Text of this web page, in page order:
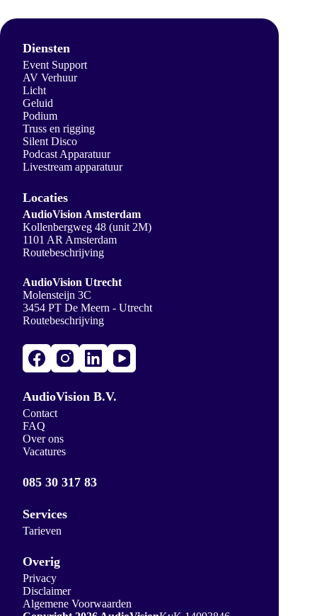
Diensten
Event Support
AV Verhuur
Licht
Geluid
Podium
Truss en rigging
Silent Disco
Podcast Apparatuur
Livestream apparatuur
Locaties
AudioVision Amsterdam
Kollenbergweg 48 (unit 2M)
1101 AR Amsterdam
Routebeschrijving
AudioVision Utrecht
Molensteijn 3C
3454 PT De Meern - Utrecht
Routebeschrijving
AudioVision B.V.
Contact
FAQ
Over ons
Vacatures
085 30 317 83
Services
Tarieven
Overig
Privacy
Disclaimer
Algemene Voorwaarden